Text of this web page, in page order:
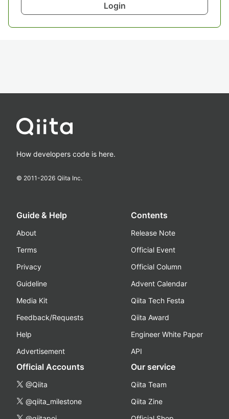
Login
How developers code is here.
© 2011-2026 Qiita Inc.
Guide & Help
About
Terms
Privacy
Guideline
Media Kit
Feedback/Requests
Help
Advertisement
Contents
Release Note
Official Event
Official Column
Advent Calendar
Qiita Tech Festa
Qiita Award
Engineer White Paper
API
Official Accounts
@Qiita
@qiita_milestone
Our service
Qiita Team
Qiita Zine